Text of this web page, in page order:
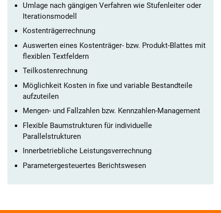
Umlage nach gängigen Verfahren wie Stufenleiter oder
Iterationsmodell
Kostenträgerrechnung
Auswerten eines Kostenträger- bzw. Produkt-Blattes mit
flexiblen Textfeldern
Teilkostenrechnung
Möglichkeit Kosten in fixe und variable Bestandteile
aufzuteilen
Mengen- und Fallzahlen bzw. Kennzahlen-Management
Flexible Baumstrukturen für individuelle
Parallelstrukturen
Innerbetriebliche Leistungsverrechnung
Parametergesteuertes Berichtswesen